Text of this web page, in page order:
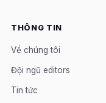
THÔNG TIN
Về chúng tôi
Đội ngũ editors
Tin tức